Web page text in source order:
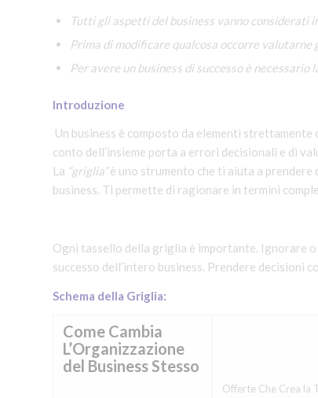
Tutti gli aspetti del business vanno considerati
Prima di modificare qualcosa occorre valutarne
Per avere un business di successo è
Introduzione
Un business è composto da elementi
conto dell’insieme porta a errori decisionali e di
La “griglia”è uno strumento che ti aiuta a
business. Ti permette di ragionare in termini
Ogni tassello della griglia è importante. Ignorare
successo dell’intero business. Prendere
Schema della Griglia:
Come Cambia
L’Organizzazione
del Business Stesso
Offerte Che Crea la